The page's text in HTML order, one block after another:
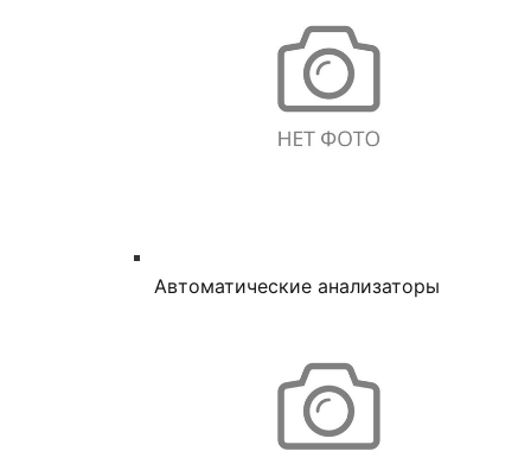
Автоматические анализаторы